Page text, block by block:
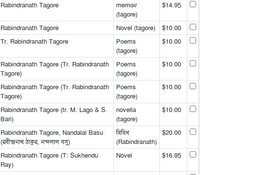
Rabindranath Tagore
memoir
(tagore)
$14.95
Rabindranath Tagore Novel (tagore)
$10.00
Tr. Rabindranath Tagore
Poems
(tagore)
$10.00
Rabindranath Tagore (Tr. Rabindranath
Tagore)
Poems
(tagore)
$10.00
Rabindranath Tagore (Tr. Rabindranath
Tagore)
Poems
(tagore)
$10.00
Rabindranath Tagore (tr. M. Lago & S.
Bari)
novella
(tagore)
$10.00
Rabindranath Tagore, Nandalal Basu
(রবীন্দ্রনাথ ঠাকুর, নন্দলাল বসু)
বিবিধ
(Rabindranath)
$20.00
Rabindranath Tagore (T: Sukhendu
Ray)
Novel $16.95